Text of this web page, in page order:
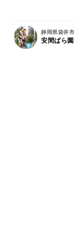
静岡県袋井市
安間ばら園